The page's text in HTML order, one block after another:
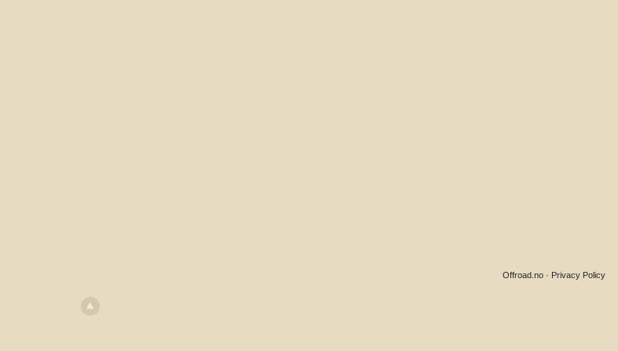
Privacy Policy
Offroad.no ·